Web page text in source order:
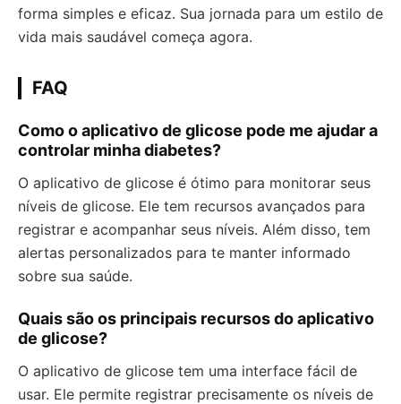
forma simples e eficaz. Sua jornada para um estilo de
vida mais saudável começa agora.
FAQ
Como o aplicativo de glicose pode me ajudar a
controlar minha diabetes?
O aplicativo de glicose é ótimo para monitorar seus
níveis de glicose. Ele tem recursos avançados para
registrar e acompanhar seus níveis. Além disso, tem
alertas personalizados para te manter informado
sobre sua saúde.
Quais são os principais recursos do aplicativo
de glicose?
O aplicativo de glicose tem uma interface fácil de
usar. Ele permite registrar precisamente os níveis de